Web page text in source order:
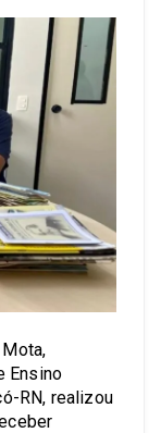
Ensino
RN, realizou